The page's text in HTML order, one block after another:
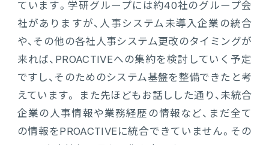
ています。学研グループには約40社のグループ会
社がありますが、人事システム未導入企業の統合
や、その他の各社人事システム更改のタイミングが
来れば、PROACTIVEへの集約を検討していく予定
ですし、そのためのシステム基盤を整備できたと考
えています。 また先ほどもお話しした通り、未統合
企業の人事情報や業務経歴の情報など、まだ全て
の情報をPROACTIVEに統合できていません。その